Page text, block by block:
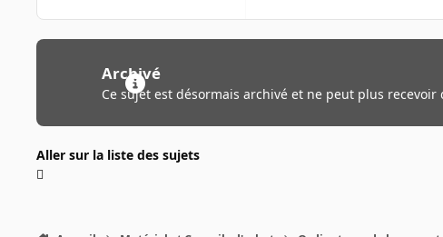
Archivé
Ce sujet est désormais archivé et ne peut plus recevoir
Aller sur la liste des sujets